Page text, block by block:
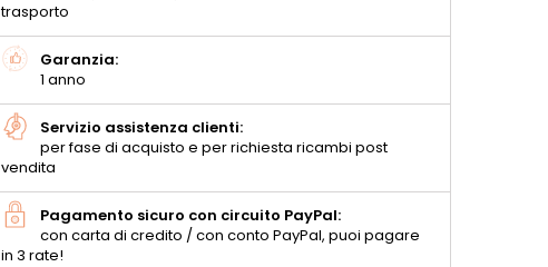
trasporto
Garanzia:
1 anno
Servizio assistenza clienti:
per fase di acquisto e per richiesta ricambi post
vendita
Pagamento sicuro con circuito PayPal:
con carta di credito / con conto PayPal, puoi pagare
in 3 rate!